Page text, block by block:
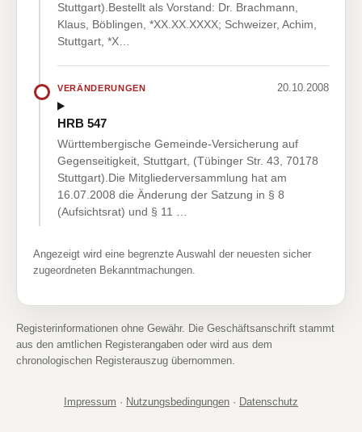
Stuttgart).Bestellt als Vorstand: Dr. Brachmann,
Klaus, Böblingen, *XX.XX.XXXX; Schweizer, Achim,
Stuttgart, *X…
VERÄNDERUNGEN 20.10.2008
HRB 547
Württembergische Gemeinde-Versicherung auf
Gegenseitigkeit, Stuttgart, (Tübinger Str. 43, 70178
Stuttgart).Die Mitgliederversammlung hat am
16.07.2008 die Änderung der Satzung in § 8
(Aufsichtsrat) und § 11 …
Angezeigt wird eine begrenzte Auswahl der neuesten sicher
zugeordneten Bekanntmachungen.
Registerinformationen ohne Gewähr. Die Geschäftsanschrift stammt
aus den amtlichen Registerangaben oder wird aus dem
chronologischen Registerauszug übernommen.
Impressum · Nutzungsbedingungen · Datenschutz